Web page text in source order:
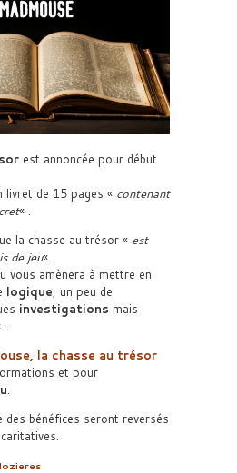
est annoncée pour début
livret de 15 pages « contenant
« .
la chasse au trésor « est
de jeu« .
vous amènera à mettre en
logique , un peu de
investigations mais
la chasse au trésor
et pour
des bénéfices seront reversés